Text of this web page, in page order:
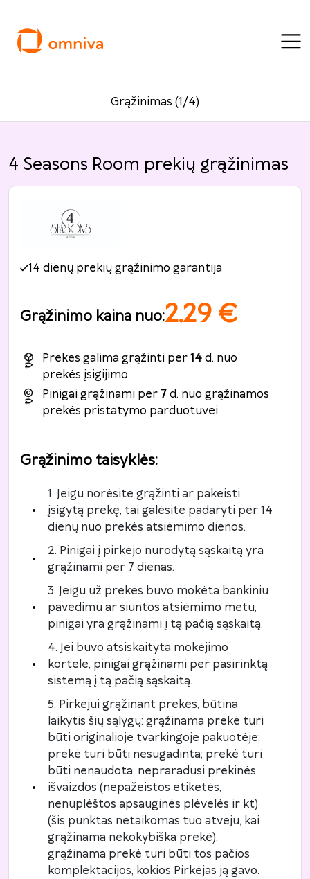
Grąžinimas (1/4)
4 Seasons Room prekių grąžinimas
14 dienų prekių grąžinimo garantija
Grąžinimo kaina nuo:2.29 €
Prekes galima grąžinti per14d. nuo
prekės įsigijimo
Pinigai grąžinami per 7d. nuo grąžinamos
prekės pristatymo parduotuvei
Grąžinimo taisyklės:
1. Jeigu norėsite grąžinti ar pakeisti
įsigytą prekę, tai galėsite padaryti per 14
dienų nuo prekės atsiėmimo dienos.
2. Pinigai į pirkėjo nurodytą sąskaitą yra
grąžinami per 7 dienas.
3. Jeigu už prekes buvo mokėta bankiniu
pavedimu ar siuntos atsiėmimo metu,
pinigai yra grąžinami į tą pačią sąskaitą.
4. Jei buvo atsiskaityta mokėjimo
kortele, pinigai grąžinami per pasirinktą
sistemą į tą pačią sąskaitą.
5. Pirkėjui grąžinant prekes, būtina
laikytis šių sąlygų: grąžinama prekė turi
būti originalioje tvarkingoje pakuotėje;
prekė turi būti nesugadinta; prekė turi
būti nenaudota, nepraradusi prekinės
išvaizdos (nepažeistos etiketės,
nenuplėštos apsauginės plėvelės ir kt)
(šis punktas netaikomas tuo atveju, kai
grąžinama nekokybiška prekė);
grąžinama prekė turi būti tos pačios
komplektacijos, kokios Pirkėjas ją gavo.